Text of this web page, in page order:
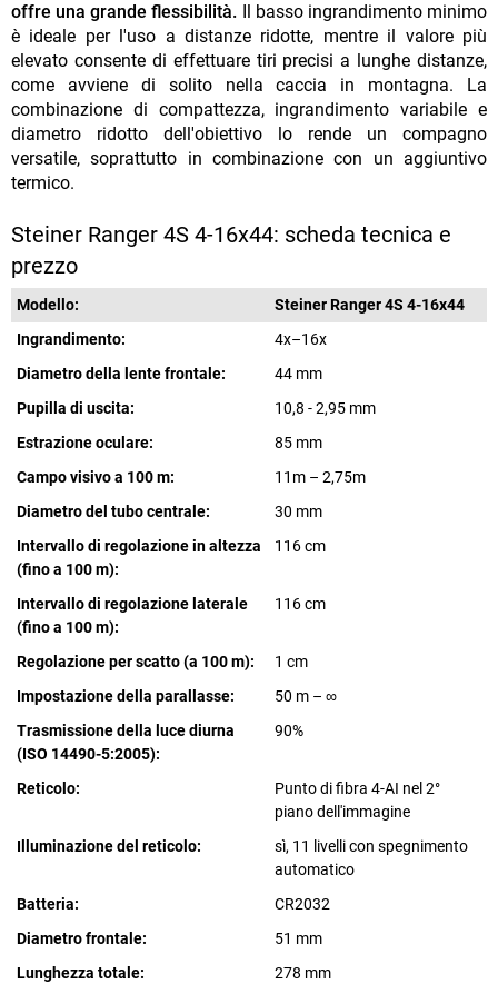
offre una grande flessibilità. Il basso ingrandimento minimo
è ideale per l'uso a distanze ridotte, mentre il valore più
elevato consente di effettuare tiri precisi a lunghe distanze,
come avviene di solito nella caccia in montagna. La
combinazione di compattezza, ingrandimento variabile e
diametro ridotto dell'obiettivo lo rende un compagno
versatile, soprattutto in combinazione con un aggiuntivo
termico.
Steiner Ranger 4S 4-16x44: scheda tecnica e
prezzo
Modello:
Steiner Ranger 4S 4-16x44
Ingrandimento:
4x–16x
Diametro della lente frontale:
44 mm
Pupilla di uscita:
10,8 - 2,95 mm
Estrazione oculare:
85 mm
Campo visivo a 100 m:
11m – 2,75m
Diametro del tubo centrale:
30 mm
Intervallo di regolazione in altezza
(fino a 100 m):
116 cm
Intervallo di regolazione laterale
(fino a 100 m):
116 cm
Regolazione per scatto (a 100 m):
1 cm
Impostazione della parallasse:
50 m – ∞
Trasmissione della luce diurna
(ISO 14490-5:2005):
90%
Reticolo:
Punto di fibra 4-AI nel 2°
piano dell'immagine
Illuminazione del reticolo:
sì, 11 livelli con spegnimento
automatico
Batteria:
CR2032
Diametro frontale:
51 mm
Lunghezza totale:
278 mm